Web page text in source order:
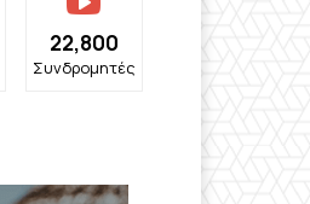
22,800
Συνδρομητές